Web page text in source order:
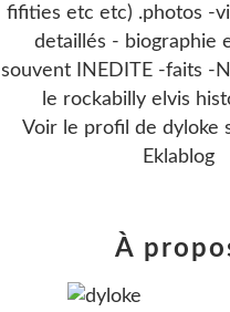
fifities etc etc) .photos -
detaillés - biographie
souvent INEDITE -faits -
le rockabilly elvis
Voir le profil de dyloke
Eklablog
À